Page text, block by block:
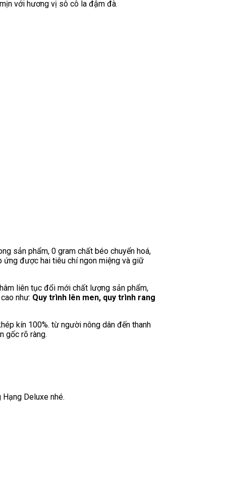
với hương vị sô cô la đậm đà.
sản phẩm, 0 gram chất béo chuyển hoá,
ứng được hai tiêu chí ngon miệng và giữ
liên tục đổi mới chất lượng sản phẩm,
như: Quy trình lên men, quy trình rang
kín 100%. từ người nông dân đến thanh
gốc rõ ràng.
Deluxe nhé.